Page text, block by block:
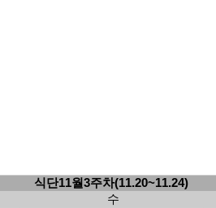
식단11월3주차(11.20~11.24)
수